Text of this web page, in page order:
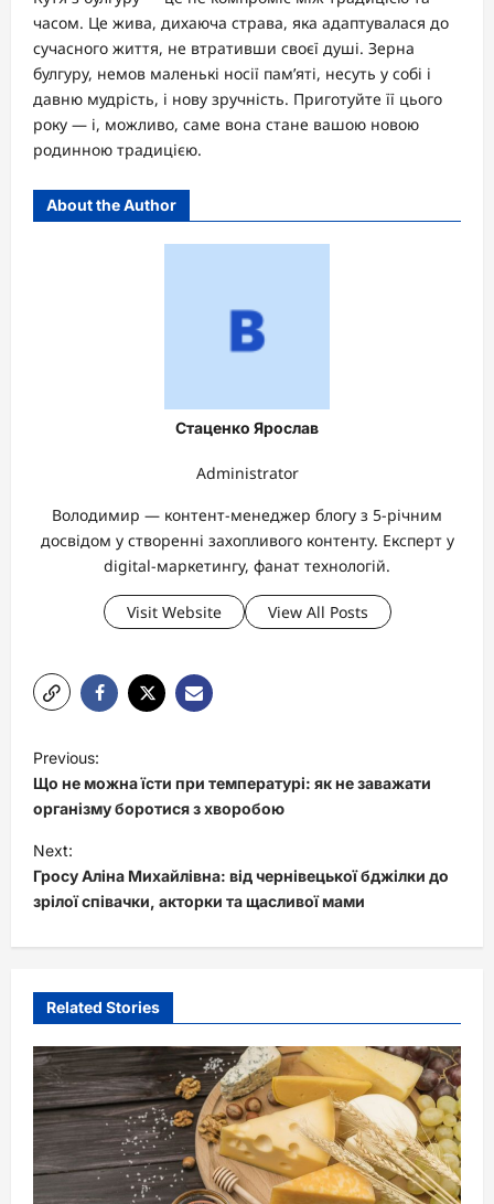
часом. Це жива, дихаюча страва, яка адаптувалася до
сучасного життя, не втративши своєї душі. Зерна
булгуру, немов маленькі носії пам’яті, несуть у собі і
давню мудрість, і нову зручність. Приготуйте її цього
року — і, можливо, саме вона стане вашою новою
родинною традицією.
About the Author
Стаценко Ярослав
Administrator
Володимир — контент-менеджер блогу з 5-річним
досвідом у створенні захопливого контенту. Експерт у
digital-маркетингу, фанат технологій.
Visit Website View All Posts
o
s
t
n
a
v
g
a
t
i
o
n
Previous:
Що не можна їсти при температурі: як не заважати
організму боротися з хворобою
Next:
Гросу Аліна Михайлівна: від чернівецької бджілки до
зрілої співачки, акторки та щасливої мами
Related Stories